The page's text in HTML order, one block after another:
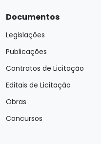
Documentos
Legislações
Publicações
Contratos de Licitação
Editais de Licitação
Obras
Concursos